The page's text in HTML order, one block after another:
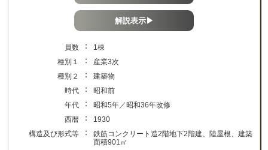
解説表示▶
員数 ：
1棟
種別１
：
産業3次
種別２
：
建築物
時代
：
昭和前
年代
：
昭和5年／昭和36年改修
西暦
：
1930
構造及び形式等
：
鉄筋コンクリート造2階地下2階建、陸屋根、建築
面積901㎡